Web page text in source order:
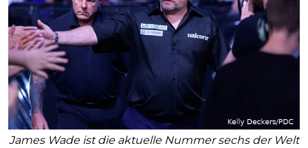
James Wade ist die aktuelle Nummer sechs der Welt